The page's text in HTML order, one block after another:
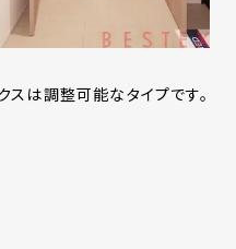
は調整可能なタイプです。